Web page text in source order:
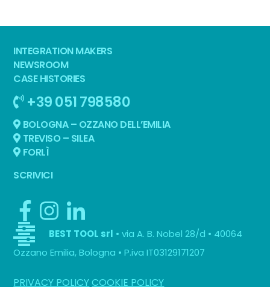
INTEGRATION MAKERS
NEWSROOM
CASE HISTORIES
+39 051 798580
BOLOGNA – OZZANO DELL’EMILIA
TREVISO – SILEA
FORLÌ
SCRIVICI
BEST TOOL srl • via A. B. Nobel 28/d • 40064
Ozzano Emilia, Bologna • P.iva IT03129171207
PRIVACY POLICYCOOKIE POLICY